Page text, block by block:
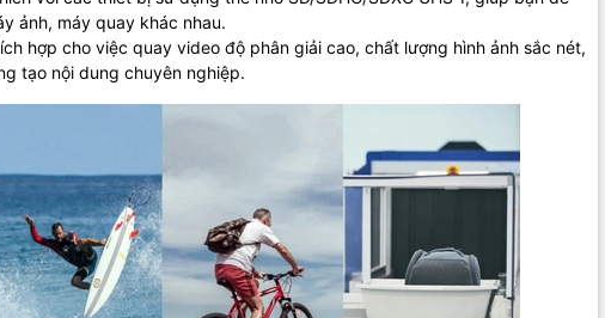
ảnh, máy quay khác nhau.
hợp cho việc quay video độ phân giải cao, chất lượng hình ảnh sắc nét,
tạo nội dung chuyên nghiệp.